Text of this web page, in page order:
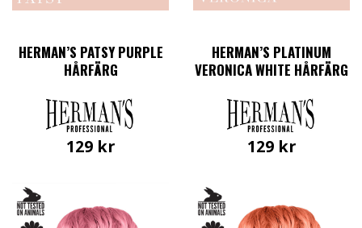
HERMAN’S PATSY PURPLE
HÅRFÄRG
129 kr
HERMAN’S PLATINUM
VERONICA WHITE HÅRFÄRG
129 kr